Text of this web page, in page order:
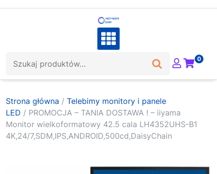
0
Strona główna / Telebimy monitory i panele
LED / PROMOCJA – TANIA DOSTAWA ! – iiyama
Monitor wielkoformatowy 42.5 cala LH4352UHS-B1
4K,24/7,SDM,IPS,ANDROID,500cd,DaisyChain